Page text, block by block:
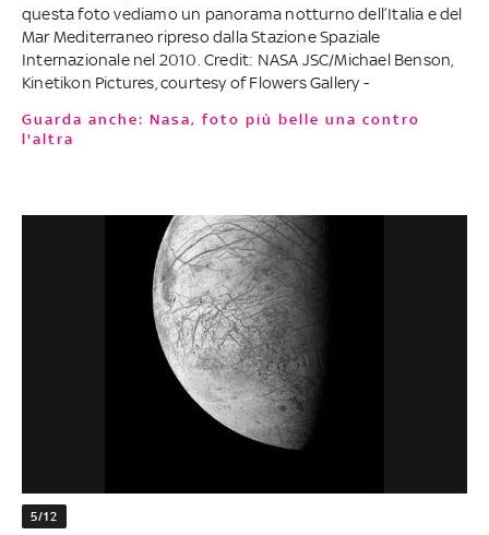
questa foto vediamo un panorama notturno dell’Italia e del
Mar Mediterraneo ripreso dalla Stazione Spaziale
Internazionale nel 2010. Credit: NASA JSC/Michael Benson,
Kinetikon Pictures, courtesy of Flowers Gallery -
Guarda anche: Nasa, foto più belle una contro
l'altra
5/12